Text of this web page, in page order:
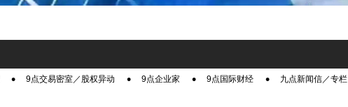
9点交易密室／股权异动 9点企业家 9点国际财经 九点新闻信／专栏